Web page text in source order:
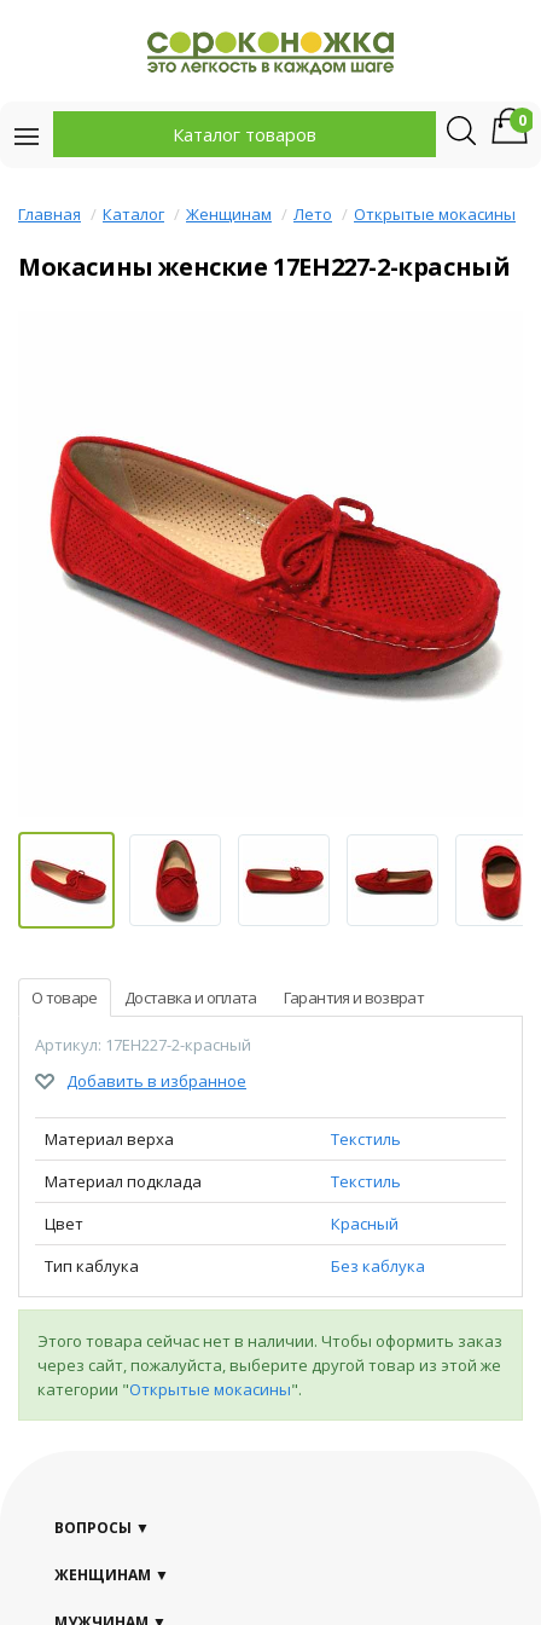
Каталог товаров
0
Главная Каталог Женщинам Лето Открытые мокасины
Мокасины женские 17EH227-2-красный
О товаре Доставка и оплата Гарантия и возврат
Артикул: 17EH227-2-красный
Добавить в избранное
Материал верха
Текстиль
Материал подклада
Текстиль
Цвет
Красный
Тип каблука
Без каблука
Этого товара сейчас нет в наличии. Чтобы оформить заказ
через сайт, пожалуйста, выберите другой товар из этой же
категории "Открытые мокасины".
ВОПРОСЫ
ЖЕНЩИНАМ